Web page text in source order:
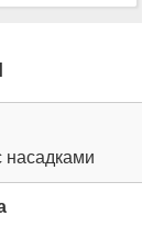
насадками